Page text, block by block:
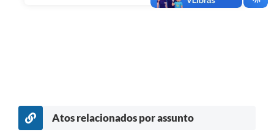
Atos relacionados por assunto